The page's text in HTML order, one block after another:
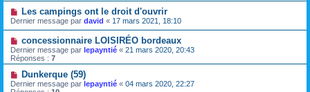
Les campings ont le droit d'ouvrir
Dernier message par david « 17 mars 2021, 18:10
concessionnaire LOISIRÉO bordeaux
Dernier message par lepayntié « 21 mars 2020, 20:43
Réponses : 7
Dunkerque (59)
Dernier message par lepayntié « 04 mars 2020, 22:27